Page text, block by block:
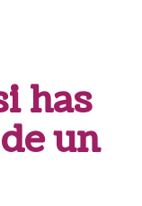
has
un